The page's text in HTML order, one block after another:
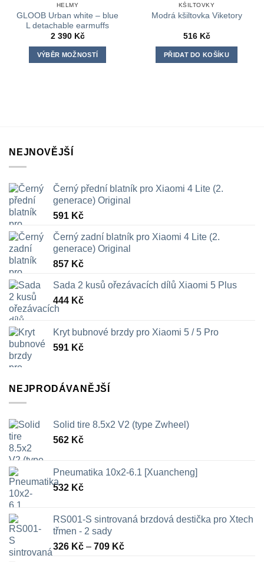
HELMY
GLOOB Urban white – blue
L detachable earmuffs
2 390 Kč
VÝBĚR MOŽNOSTÍ
vybrat
produktu
KŠILTOVKY
Modrá kšiltovka Viketory
516 Kč
PŘIDAT DO KOŠÍKU
NEJNOVĚJŠÍ
Černý přední blatník pro Xiaomi 4 Lite (2.
generace) Original
591 Kč
Černý zadní blatník pro Xiaomi 4 Lite (2.
generace) Original
857 Kč
Sada 2 kusů ořezávacích dílů Xiaomi 5 Plus
444 Kč
Kryt bubnové brzdy pro Xiaomi 5 / 5 Pro
591 Kč
NEJPRODÁVANĚJŠÍ
Solid tire 8.5x2 V2 (type Zwheel)
562 Kč
Pneumatika 10x2-6.1 [Xuancheng]
532 Kč
RS001-S sintrovaná brzdová destička pro Xtech
třmen - 2 sady
326 Kč – 709 KčRozpětí